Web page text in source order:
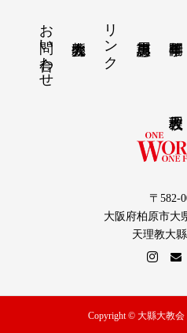
リンク
お問い合わせ
〒582-
大阪府柏原市大
天理教大
Copyright © 大縣大教会